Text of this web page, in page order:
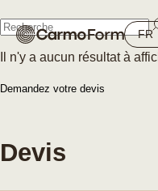
FR
Il n'y a aucun résultat à
Demandez votre devis
Fermer
Devis